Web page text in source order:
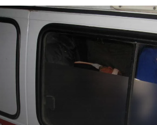
Криминал
Культура
Недвижимость и ЖКХ
Образование
Общество
Происшествия